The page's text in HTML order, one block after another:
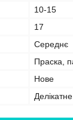
10-15
17
Середнє
Праска,
Нове